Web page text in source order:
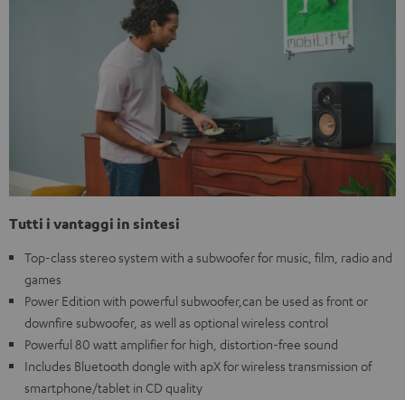
Tutti i vantaggi in sintesi
Top-class stereo system with a subwoofer for music, film, radio and
games
Power Edition with powerful subwoofer,can be used as front or
downfire subwoofer, as well as optional wireless control
Powerful 80 watt amplifier for high, distortion-free sound
Includes Bluetooth dongle with apX for wireless transmission of
smartphone/tablet in CD quality